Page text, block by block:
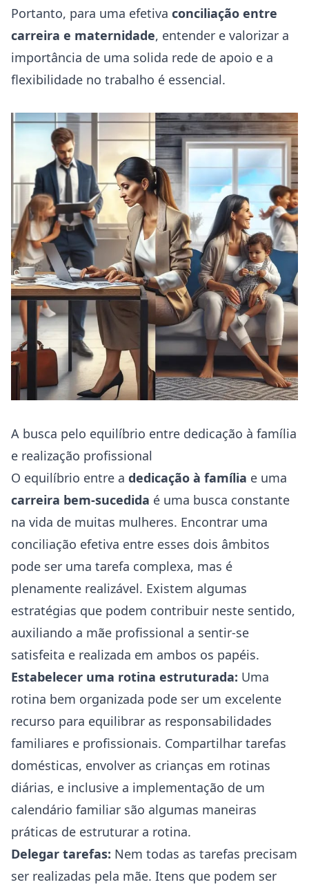
Portanto, para uma efetiva conciliação entre
carreira e maternidade, entender e valorizar a
importância de uma solida rede de apoio e a
flexibilidade no trabalho é essencial.
A busca pelo equilíbrio entre dedicação à família
e realização profissional
O equilíbrio entre a dedicação à família e uma
carreira bem-sucedida é uma busca constante
na vida de muitas mulheres. Encontrar uma
conciliação efetiva entre esses dois âmbitos
pode ser uma tarefa complexa, mas é
plenamente realizável. Existem algumas
estratégias que podem contribuir neste sentido,
auxiliando a mãe profissional a sentir-se
satisfeita e realizada em ambos os papéis.
Estabelecer uma rotina estruturada: Uma
rotina bem organizada pode ser um excelente
recurso para equilibrar as responsabilidades
familiares e profissionais. Compartilhar tarefas
domésticas, envolver as crianças em rotinas
diárias, e inclusive a implementação de um
calendário familiar são algumas maneiras
práticas de estruturar a rotina.
Delegar tarefas: Nem todas as tarefas precisam
ser realizadas pela mãe. Itens que podem ser